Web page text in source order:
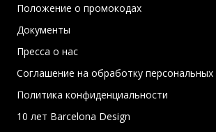
Положение о промокодах
Документы
Пресса о нас
Соглашение на обработку
Политика конфиденциальности
10 лет Barcelona Design